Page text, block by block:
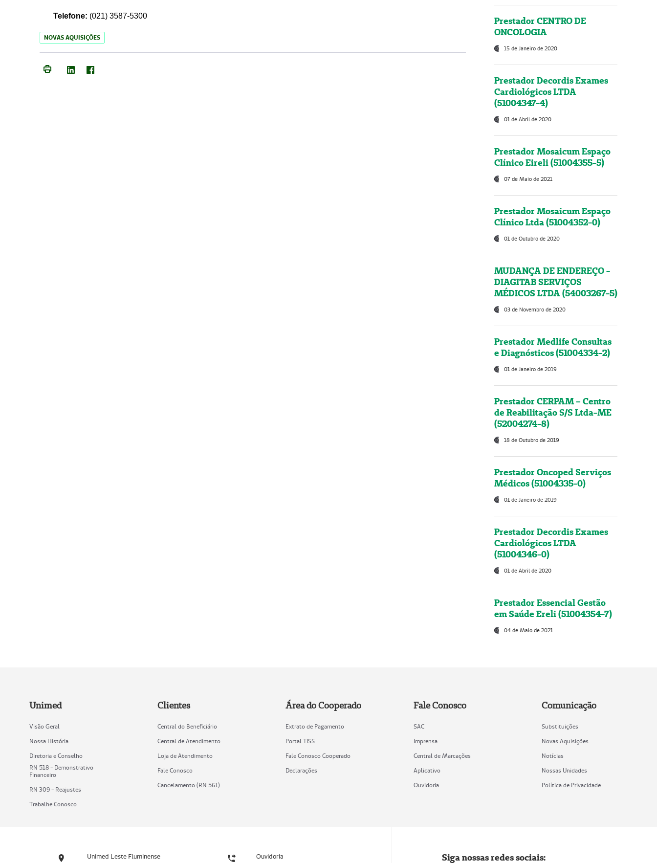
Telefone: (021) 3587-5300
NOVAS AQUISIÇÕES
Prestador CENTRO DE
ONCOLOGIA
15 de Janeiro de 2020
Prestador Decordis Exames
Cardiológicos LTDA
(51004347-4)
01 de Abril de 2020
Prestador Mosaicum Espaço
Clínico Eireli (51004355-5)
07 de Maio de 2021
Prestador Mosaicum Espaço
Clínico Ltda (51004352-0)
01 de Outubro de 2020
MUDANÇA DE ENDEREÇO -
DIAGITAB SERVIÇOS
MÉDICOS LTDA (54003267-5)
03 de Novembro de 2020
Prestador Medlife Consultas
e Diagnósticos (51004334-2)
01 de Janeiro de 2019
Prestador CERPAM – Centro
de Reabilitação S/S Ltda-ME
(52004274-8)
18 de Outubro de 2019
Prestador Oncoped Serviços
Médicos (51004335-0)
01 de Janeiro de 2019
Prestador Decordis Exames
Cardiológicos LTDA
(51004346-0)
01 de Abril de 2020
Prestador Essencial Gestão
em Saúde Ereli (51004354-7)
04 de Maio de 2021
Unimed
Visão Geral
Nossa História
Diretoria e Conselho
RN 518 - Demonstrativo
Financeiro
RN 309 - Reajustes
Trabalhe Conosco
Clientes
Central do Beneficiário
Central de Atendimento
Loja de Atendimento
Fale Conosco
Cancelamento (RN 561)
Área do Cooperado
Extrato de Pagamento
Portal TISS
Fale Conosco Cooperado
Declarações
Fale Conosco
SAC
Imprensa
Central de Marcações
Aplicativo
Ouvidoria
Comunicação
Substituições
Novas Aquisições
Notícias
Nossas Unidades
Política de Privacidade
Unimed Leste Fluminense Ouvidoria Siga nossas redes sociais: